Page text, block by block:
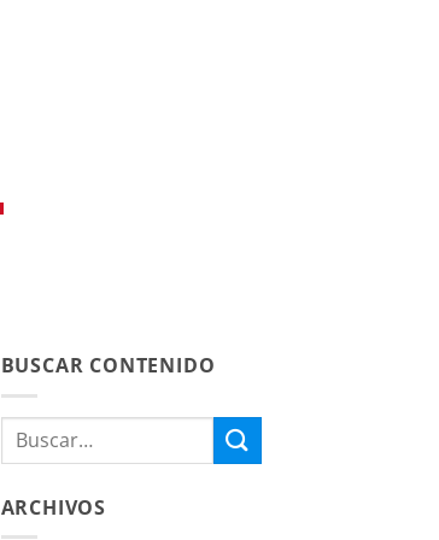
BUSCAR CONTENIDO
ARCHIVOS